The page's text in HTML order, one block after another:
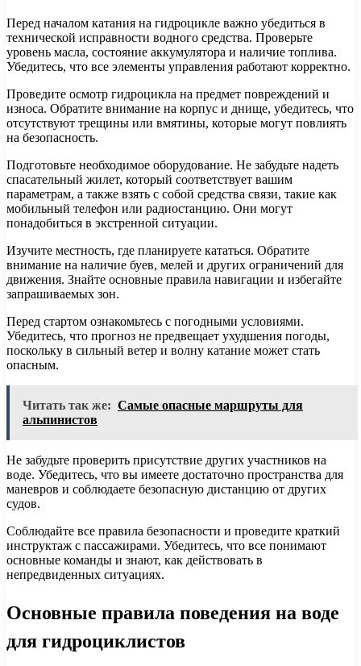
Перед началом катания на гидроцикле важно убедиться в
технической исправности водного средства. Проверьте
уровень масла, состояние аккумулятора и наличие топлива.
Убедитесь, что все элементы управления работают корректно.
Проведите осмотр гидроцикла на предмет повреждений и
износа. Обратите внимание на корпус и днище, убедитесь, что
отсутствуют трещины или вмятины, которые могут повлиять
на безопасность.
Подготовьте необходимое оборудование. Не забудьте надеть
спасательный жилет, который соответствует вашим
параметрам, а также взять с собой средства связи, такие как
мобильный телефон или радиостанцию. Они могут
понадобиться в экстренной ситуации.
Изучите местность, где планируете кататься. Обратите
внимание на наличие буев, мелей и других ограничений для
движения. Знайте основные правила навигации и избегайте
запрашиваемых зон.
Перед стартом ознакомьтесь с погодными условиями.
Убедитесь, что прогноз не предвещает ухудшения погоды,
поскольку в сильный ветер и волну катание может стать
опасным.
Читать так же: Самые опасные маршруты для
альпинистов
Не забудьте проверить присутствие других участников на
воде. Убедитесь, что вы имеете достаточно пространства для
маневров и соблюдаете безопасную дистанцию от других
судов.
Соблюдайте все правила безопасности и проведите краткий
инструктаж с пассажирами. Убедитесь, что все понимают
основные команды и знают, как действовать в
непредвиденных ситуациях.
Основные правила поведения на воде
для гидроциклистов